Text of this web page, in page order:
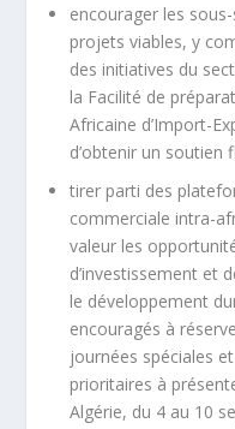
encourager les
projets viables, y
des initiatives du
la Facilité de
Africaine d’Import-
d’obtenir un soutien
tirer parti des
commerciale intra-
valeur les
d’investissement et
le développement
encouragés à
journées spéciales
prioritaires à
Algérie, du 4 au 10